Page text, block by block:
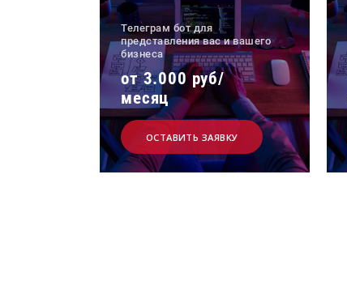
Телеграм бот для
представления вас и вашего
бизнеса
от 3.000 руб/
месяц
ОСТАВИТЬ ЗАЯВКУ